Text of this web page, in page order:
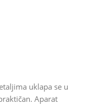
uklapa se u
Aparat